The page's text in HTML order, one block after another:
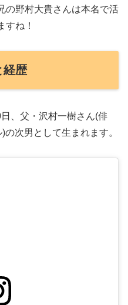
の野村大貴さんは本名で活
すね！
経歴
、父・沢村一樹さん(俳
次男として生まれます。